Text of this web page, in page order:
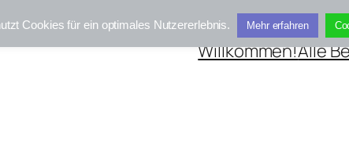
Willkommen!Alle
Cookies für ein optimales Nutzererlebnis. Mehr erfahren